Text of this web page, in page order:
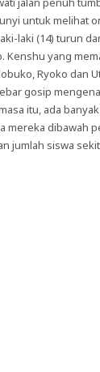
untuk melihat
laki (14) turun
Kenshu yang
Ryoko dan
gosip
itu, ada
mereka dibawah
jumlah siswa